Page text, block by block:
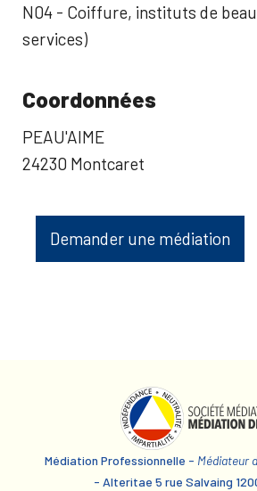
N04 - Coiffure, instituts de
services)
Coordonnées
PEAU'AIME
24230 Montcaret
Demander une médiation
Médiation Professionnelle - Médiateur
- Alteritae 5 rue Salvaing